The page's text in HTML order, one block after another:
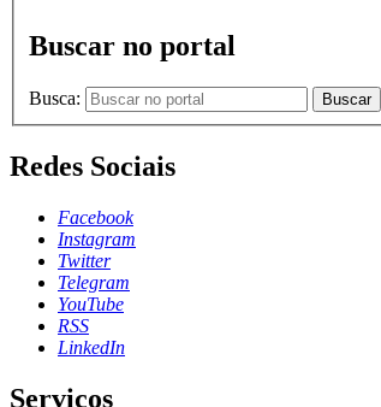
Buscar no portal
Busca: Buscar
Redes Sociais
Facebook
Instagram
Twitter
Telegram
YouTube
RSS
LinkedIn
Serviços